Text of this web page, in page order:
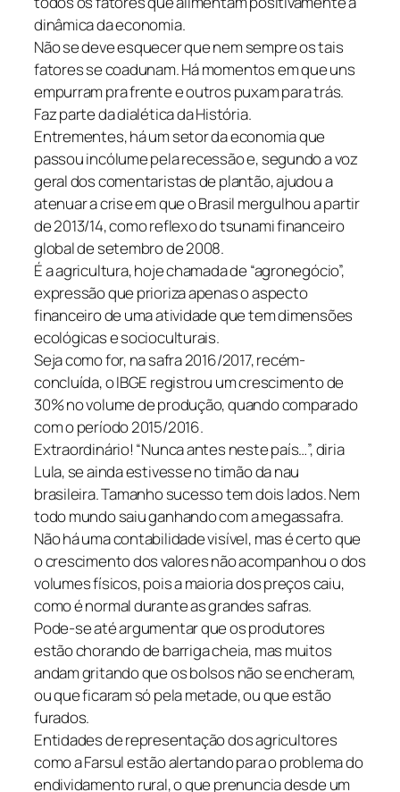
dinâmica da economia.
Não se deve esquecer que nem sempre os tais
fatores se coadunam. Há momentos em que uns
empurram pra frente e outros puxam para trás.
Faz parte da dialética da História.
Entrementes, há um setor da economia que
passou incólume pela recessão e, segundo a voz
geral dos comentaristas de plantão, ajudou a
atenuar a crise em que o Brasil mergulhou a partir
de 2013/14, como reflexo do tsunami financeiro
global de setembro de 2008.
É a agricultura, hoje chamada de “agronegócio”,
expressão que prioriza apenas o aspecto
financeiro de uma atividade que tem dimensões
ecológicas e socioculturais.
Seja como for, na safra 2016/2017, recém-
concluída, o IBGE registrou um crescimento de
30% no volume de produção, quando comparado
com o período 2015/2016.
Extraordinário! “Nunca antes neste país…”, diria
Lula, se ainda estivesse no timão da nau
brasileira. Tamanho sucesso tem dois lados. Nem
todo mundo saiu ganhando com a megassafra.
Não há uma contabilidade visível, mas é certo que
o crescimento dos valores não acompanhou o dos
volumes físicos, pois a maioria dos preços caiu,
como é normal durante as grandes safras.
Pode-se até argumentar que os produtores
estão chorando de barriga cheia, mas muitos
andam gritando que os bolsos não se encheram,
ou que ficaram só pela metade, ou que estão
furados.
Entidades de representação dos agricultores
como a Farsul estão alertando para o problema do
endividamento rural, o que prenuncia desde um